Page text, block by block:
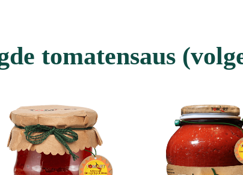
tomatensaus